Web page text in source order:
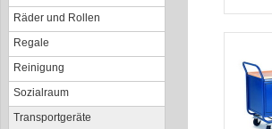
Räder und Rollen
Regale
Reinigung
Sozialraum
Transportgeräte